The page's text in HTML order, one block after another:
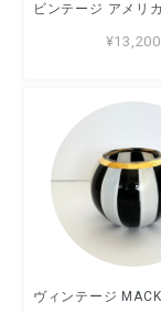
¥13,200